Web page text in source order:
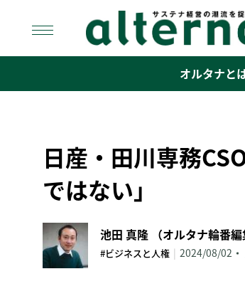
content
オルタナと
日産・田川専務
ではない」
池田 真隆 （オルタナ輪番編
#ビジネスと人権 | 2024/08/02